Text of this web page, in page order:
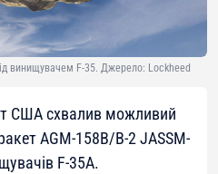
винищувачем F-35. Джерело: Lockheed
США схвалив можливий
AGM-158B/B-2 JASSM-
F-35A.